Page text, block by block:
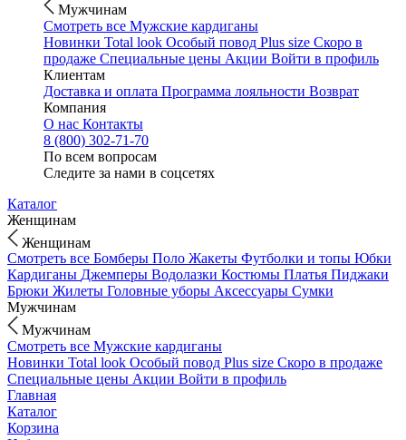
Мужчинам
Смотреть все Мужские кардиганы
Новинки Total look Особый повод Plus size Скоро в
продаже Специальные цены Акции Войти в профиль
Клиентам
Доставка и оплата Программа лояльности Возврат
Компания
О нас Контакты
8 (800) 302-71-70
По всем вопросам
Следите за нами в соцсетях
Каталог
Женщинам
Женщинам
Смотреть все Бомберы Поло Жакеты Футболки и топы Юбки
Кардиганы Джемперы Водолазки Костюмы Платья Пиджаки
Брюки Жилеты Головные уборы Аксессуары Сумки
Мужчинам
Мужчинам
Смотреть все Мужские кардиганы
Новинки Total look Особый повод Plus size Скоро в продаже
Специальные цены Акции Войти в профиль
Главная
Каталог
Корзина